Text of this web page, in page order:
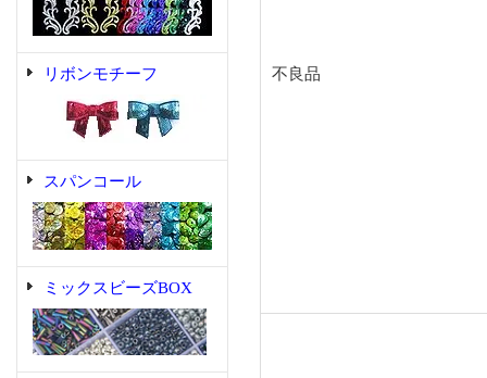
リボンモチーフ
スパンコール
ミックスビーズBOX
不良品